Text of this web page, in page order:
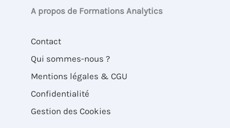
A propos de Formations Analytics
Contact
Qui sommes-nous ?
Mentions légales & CGU
Confidentialité
Gestion des Cookies